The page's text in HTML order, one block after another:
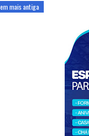
mais antiga